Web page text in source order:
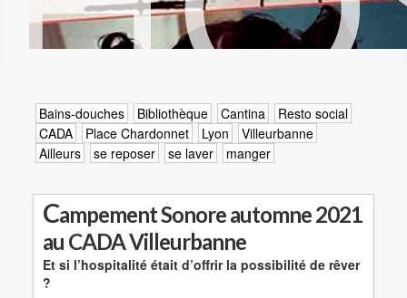
Bains-douches Bibliothèque Cantina
Resto social
CADA
Place Chardonnet Lyon
Villeurbanne
Ailleurs
se reposer se laver manger
Campement Sonore automne 2021
au CADA Villeurbanne
Et si l’hospitalité était d’offrir la possibilité de rêver
?